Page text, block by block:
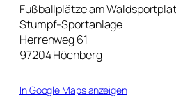
Fußballplätze am
Stumpf-Sportanlage
Herrenweg 61
97204 Höchberg
In Google Maps anzeigen